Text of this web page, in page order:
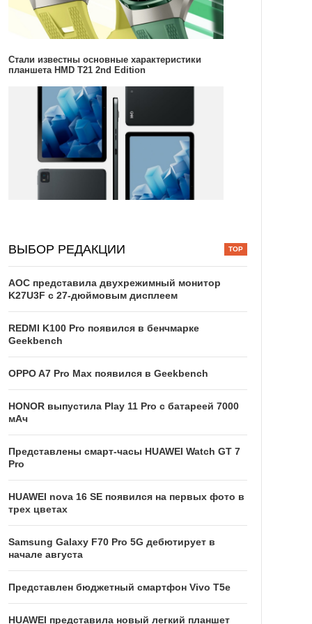
Стали известны основные характеристики
планшета HMD T21 2nd Edition
ВЫБОР РЕДАКЦИИ
AOC представила двухрежимный монитор
K27U3F с 27-дюймовым дисплеем
REDMI K100 Pro появился в бенчмарке
Geekbench
OPPO A7 Pro Max появился в Geekbench
HONOR выпустила Play 11 Pro с батареей 7000
мАч
Представлены смарт-часы HUAWEI Watch GT 7
Pro
HUAWEI nova 16 SE появился на первых фото в
трех цветах
Samsung Galaxy F70 Pro 5G дебютирует в
начале августа
Представлен бюджетный смартфон Vivo T5e
HUAWEI представила новый легкий планшет